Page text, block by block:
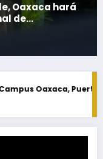
a las familias
en la Matriz Juchitán.